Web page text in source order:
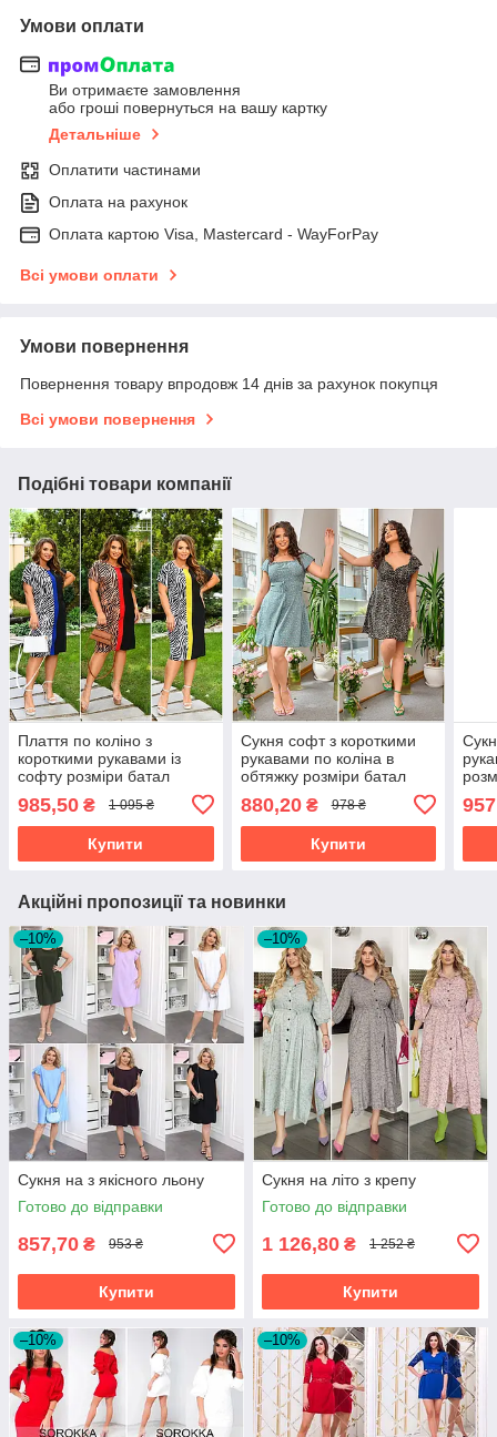
Умови оплати
Ви отримаєте замовлення
або гроші повернуться на вашу картку
Детальніше
Оплатити частинами
Оплата на рахунок
Оплата картою Visa, Mastercard - WayForPay
Всі умови оплати
Умови повернення
Повернення товару впродовж 14 днів за рахунок покупця
Всі умови повернення
Подібні товари компанії
Плаття по коліно з
короткими рукавами із
софту розміри батал
985,50 ₴ 1 095 ₴
Купити
Сукня софт з короткими
рукавами по коліна в
обтяжку розміри батал
880,20₴ 978 ₴
Купити
Акційні пропозиції та новинки
–10%
Сукня на з якісного льону
Готово до відправки
857,70 ₴ 953 ₴
Купити
–10%
Сукня на літо з крепу
Готово до відправки
1 126,80 ₴ 1 252 ₴
Купити
–10% –10%